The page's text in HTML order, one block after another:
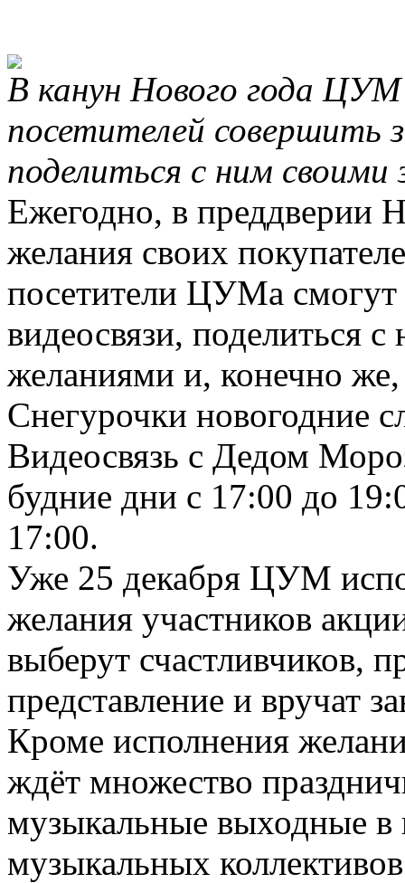
В канун Нового года
посетителей совершить
поделиться с ним
Ежегодно, в преддверии
желания своих
посетители ЦУМа
видеосвязи, поделиться
желаниями и, конечно
Снегурочки новогодние
Видеосвязь с Дедом
будние дни с 17:00 до
17:00.
Уже 25 декабря ЦУМ
желания участников
выберут счастливчиков,
представление и вручат
Кроме исполнения
ждёт множество
музыкальные выходные в
музыкальных